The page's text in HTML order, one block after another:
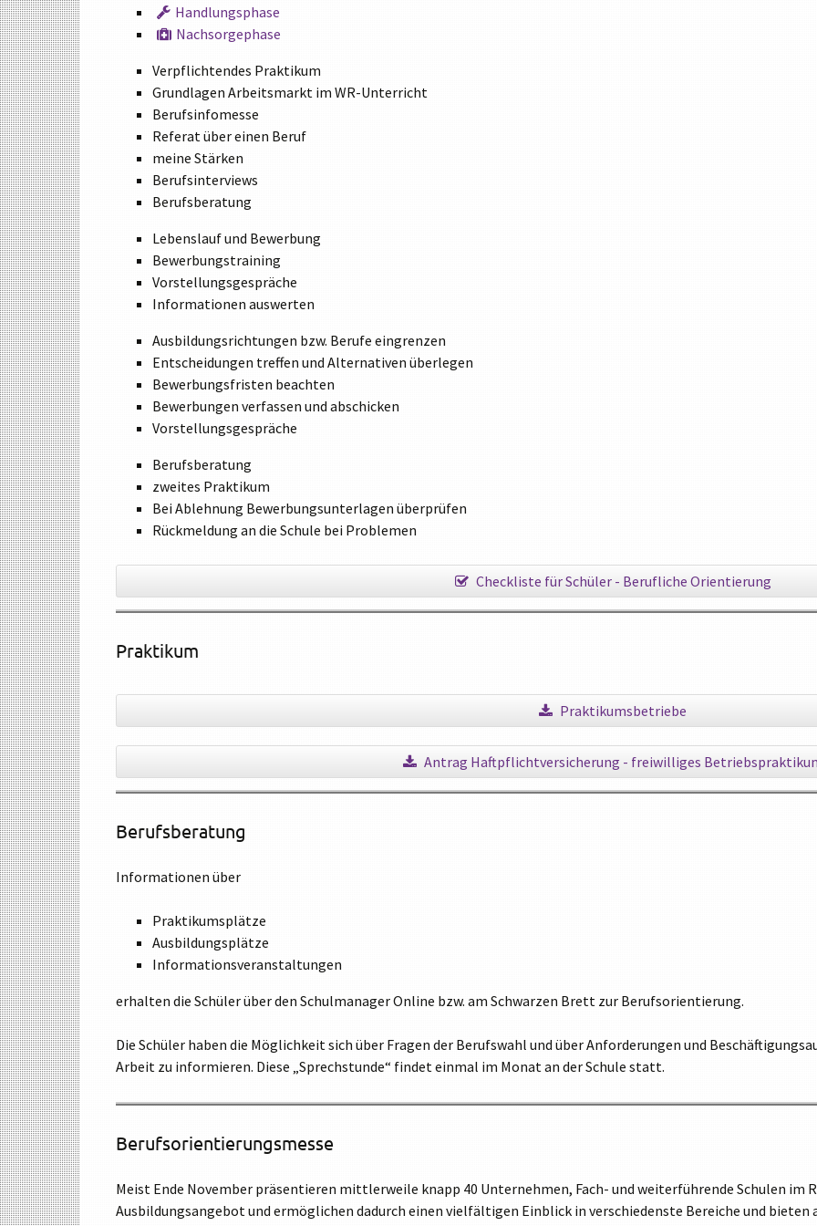
Handlungsphase
Nachsorgephase
Verpflichtendes Praktikum
Grundlagen Arbeitsmarkt im WR-Unterricht
Berufsinfomesse
Referat über einen Beruf
meine Stärken
Berufsinterviews
Berufsberatung
Lebenslauf und Bewerbung
Bewerbungstraining
Vorstellungsgespräche
Informationen auswerten
Ausbildungsrichtungen bzw. Berufe eingrenzen
Entscheidungen treffen und Alternativen überlegen
Bewerbungsfristen beachten
Bewerbungen verfassen und abschicken
Vorstellungsgespräche
Berufsberatung
zweites Praktikum
Bei Ablehnung Bewerbungsunterlagen überprüfen
Rückmeldung an die Schule bei Problemen
Checkliste für Schüler - Berufliche Orientierung
Praktikum
Praktikumsbetriebe
Antrag Haftpflichtversicherung - freiwilliges
Berufsberatung
Informationen über
Praktikumsplätze
Ausbildungsplätze
Informationsveranstaltungen
erhalten die Schüler über den Schulmanager Online bzw. am Schwarzen Brett zur Berufsorientierung.
Die Schüler haben die Möglichkeit sich über Fragen der Berufswahl und über Anforderungen und
Arbeit zu informieren. Diese „Sprechstunde“ findet einmal im Monat an der Schule statt.
Berufsorientierungsmesse
Meist Ende November präsentieren mittlerweile knapp 40 Unternehmen, Fach- und weiterführende Schulen im
Ausbildungsangebot und ermöglichen dadurch einen vielfältigen Einblick in verschiedenste Bereiche und